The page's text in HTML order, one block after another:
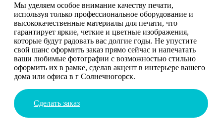
Мы уделяем особое внимание качеству печати,
используя только профессиональное оборудование и
высококачественные материалы для печати, что
гарантирует яркие, четкие и цветные изображения,
которые будут радовать вас долгие годы. Не упустите
свой шанс оформить заказ прямо сейчас и напечатать
ваши любимые фотографии с возможностью стильно
оформить их в рамке, сделав акцент в интерьере вашего
дома или офиса в г Солнечногорск.
Сделать заказ